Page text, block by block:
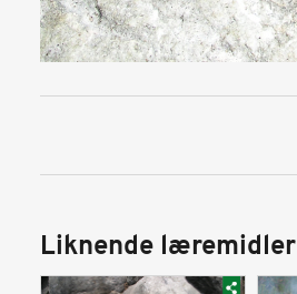
Liknende læremidler